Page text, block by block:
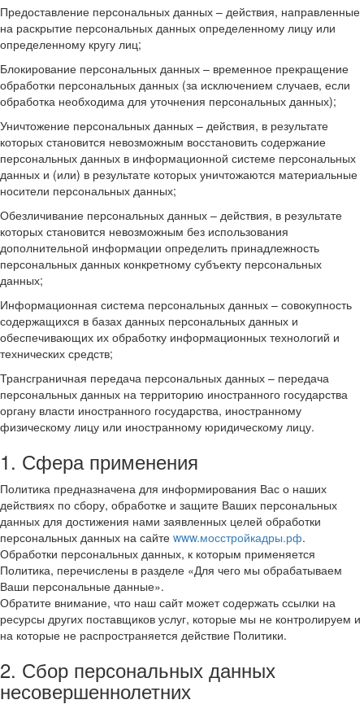
Предоставление персональных данных – действия, направленные
на раскрытие персональных данных определенному лицу или
определенному кругу лиц;
Блокирование персональных данных – временное прекращение
обработки персональных данных (за исключением случаев, если
обработка необходима для уточнения персональных данных);
Уничтожение персональных данных – действия, в результате
которых становится невозможным восстановить содержание
персональных данных в информационной системе персональных
данных и (или) в результате которых уничтожаются материальные
носители персональных данных;
Обезличивание персональных данных – действия, в результате
которых становится невозможным без использования
дополнительной информации определить принадлежность
персональных данных конкретному субъекту персональных
данных;
Информационная система персональных данных – совокупность
содержащихся в базах данных персональных данных и
обеспечивающих их обработку информационных технологий и
технических средств;
Трансграничная передача персональных данных – передача
персональных данных на территорию иностранного государства
органу власти иностранного государства, иностранному
физическому лицу или иностранному юридическому лицу.
1. Сфера применения
Политика предназначена для информирования Вас о наших
действиях по сбору, обработке и защите Ваших персональных
данных для достижения нами заявленных целей обработки
персональных данных на сайте www.мосстройкадры.рф.
Обработки персональных данных, к которым применяется
Политика, перечислены в разделе «Для чего мы обрабатываем
Ваши персональные данные».
Обратите внимание, что наш сайт может содержать ссылки на
ресурсы других поставщиков услуг, которые мы не контролируем и
на которые не распространяется действие Политики.
2. Сбор персональных данных
несовершеннолетних